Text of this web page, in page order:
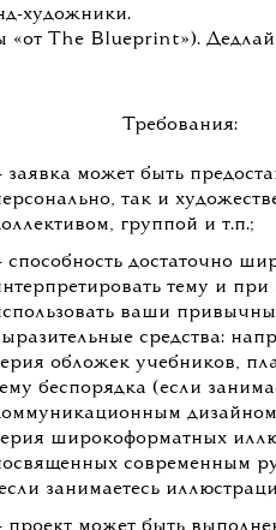
художники.
«от The Blueprint»).
Требования:
заявка может быть
так и
группой и т.п.;
способность достаточно
тему и при
ваши
средства:
обложек учебников,
беспорядка (если
широкоформатных
современным
занимаетесь